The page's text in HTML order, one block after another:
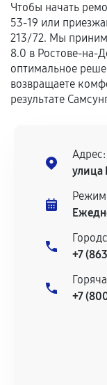
Гарантия на
сохраняться
соблюдены
центром.
остается на
продавца. За
сервисный
Чтобы начать
53-19 или
213/72. Мы
8.0 в Ростове-на-
оптимальное
возвращаете
результате
Адрес:
улица
Режим
+7
+7